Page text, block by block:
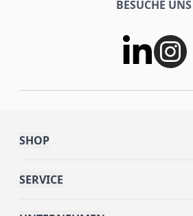
BESUCHE UNS
SHOP
SERVICE